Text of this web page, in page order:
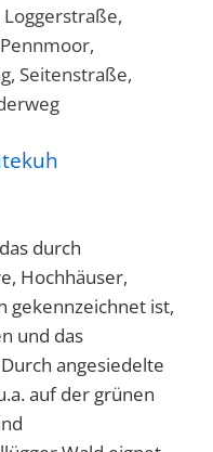
Seitenstraße,
durch
Hochhäuser,
gekennzeichnet ist,
und das
angesiedelte
auf der grünen